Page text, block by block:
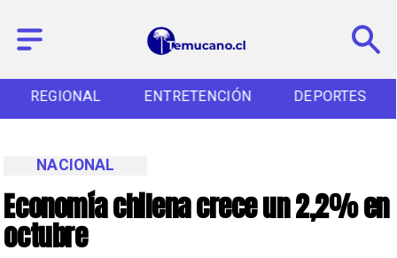
REGIONAL ENTRETENCIÓN DEPORTES
Economía chilena crece un 2,2% en
octubre
NACIONAL